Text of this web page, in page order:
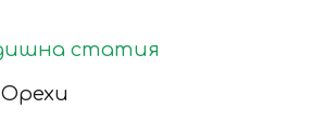
статия
Орехи